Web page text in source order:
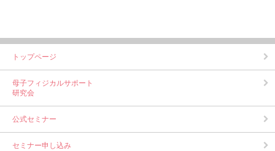
トップページ
母子フィジカルサポート
研究会
公式セミナー
セミナー申し込み